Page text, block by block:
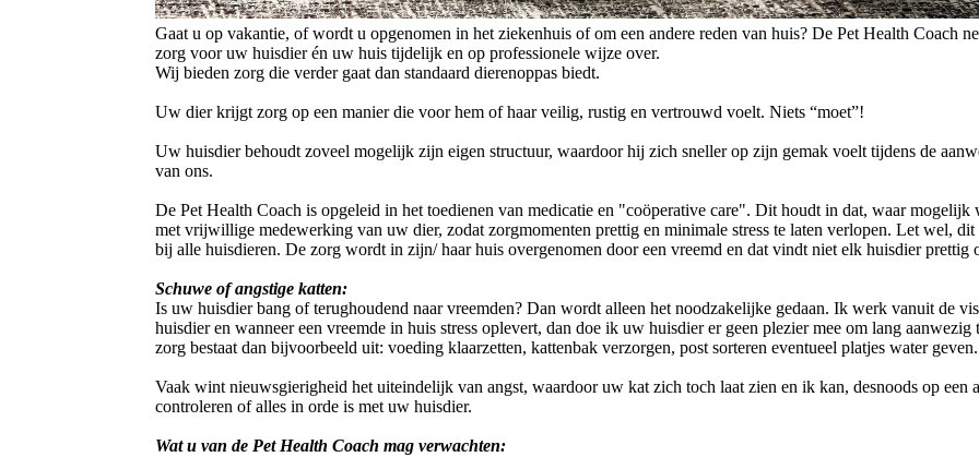
Gaat u op vakantie, of wordt u opgenomen in het ziekenhuis of om een andere reden van huis? De Pet Health Coach
zorg voor uw huisdier én uw huis tijdelijk en op professionele wijze over.
Wij bieden zorg die verder gaat dan standaard dierenoppas biedt.
Uw dier krijgt zorg op een manier die voor hem of haar veilig, rustig en vertrouwd voelt. Niets “moet”!
Uw huisdier behoudt zoveel mogelijk zijn eigen structuur, waardoor hij zich sneller op zijn gemak voelt tijdens de
van ons.
De Pet Health Coach is opgeleid in het toedienen van medicatie en "coöperative care". Dit houdt in dat, waar mogelijk
met vrijwillige medewerking van uw dier, zodat zorgmomenten prettig en minimale stress te laten verlopen. Let wel, dit
bij alle huisdieren. De zorg wordt in zijn/ haar huis overgenomen door een vreemd en dat vindt niet elk huisdier prettig
Schuwe of angstige katten:
Is uw huisdier bang of terughoudend naar vreemden? Dan wordt alleen het noodzakelijke gedaan. Ik werk vanuit de
huisdier en wanneer een vreemde in huis stress oplevert, dan doe ik uw huisdier er geen plezier mee om lang aanwezig
zorg bestaat dan bijvoorbeeld uit: voeding klaarzetten, kattenbak verzorgen, post sorteren eventueel platjes water geven.
Vaak wint nieuwsgierigheid het uiteindelijk van angst, waardoor uw kat zich toch laat zien en ik kan, desnoods op een
controleren of alles in orde is met uw huisdier.
Wat u van de Pet Health Coach mag verwachten: